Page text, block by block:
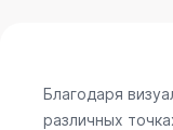
Indoor рекламы.
Благодаря
различных